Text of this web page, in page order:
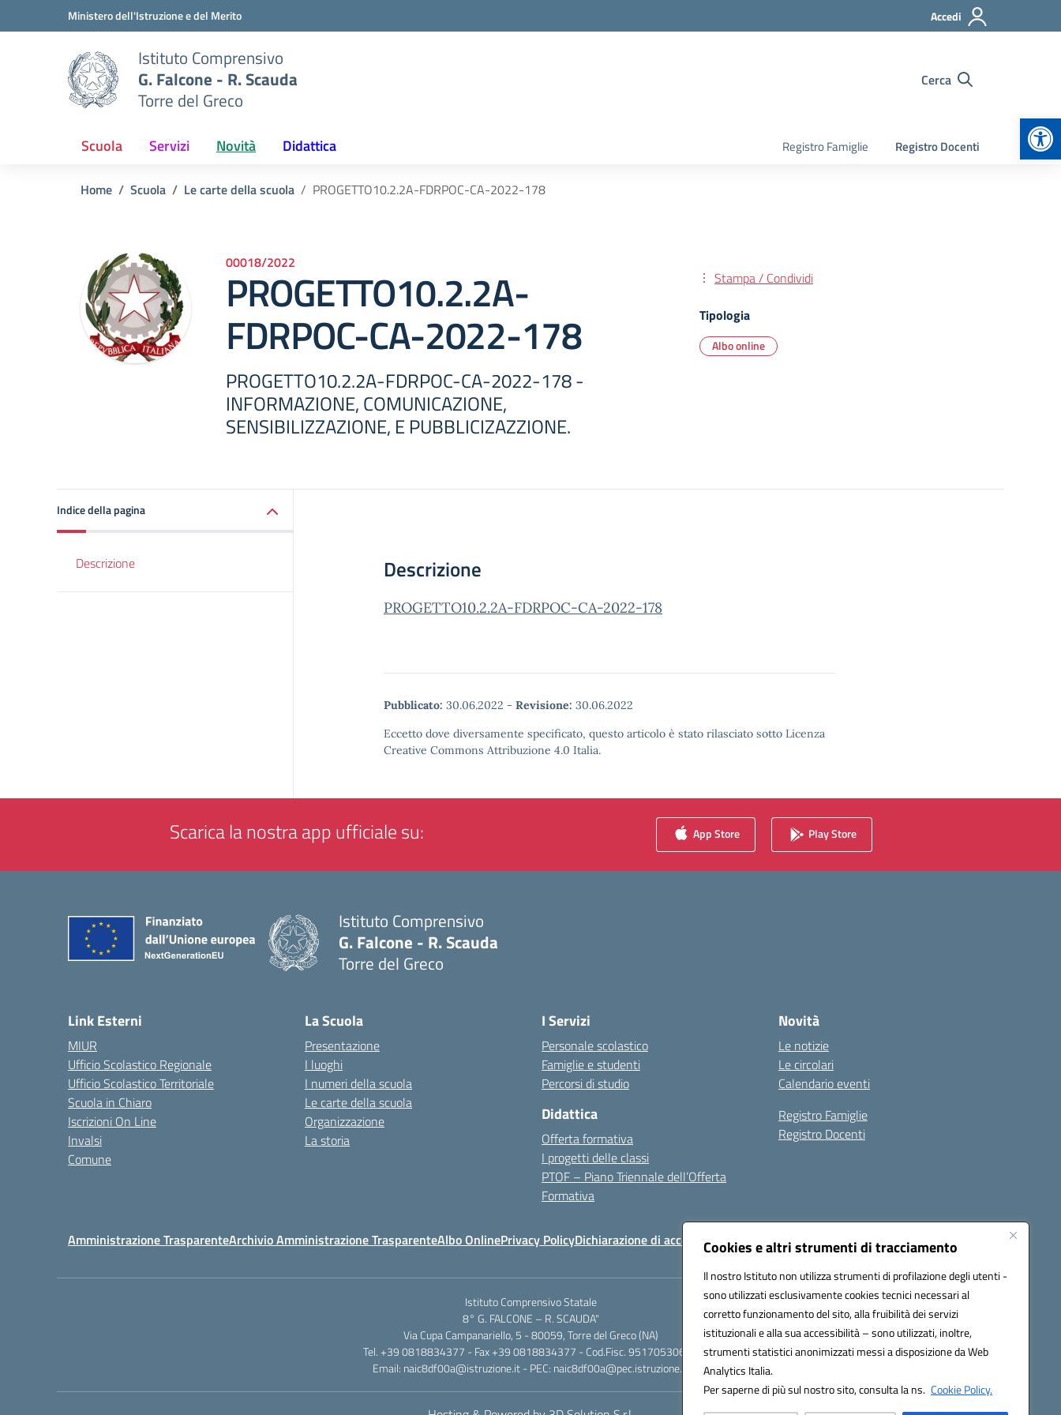
Cookies e altri strumenti di tracciamento
Il nostro Istituto non utilizza strumenti di profilazione degli utenti -
sono utilizzati esclusivamente cookies tecnici necessari al
corretto funzionamento del sito, alla fruibilità dei servizi
istituzionali e alla sua accessibilità – sono utilizzati, inoltre,
strumenti statistici anonimizzati messi a disposizione da Web
Analytics Italia.
Per saperne di più sul nostro sito, consulta la ns. Cookie Policy.
Vai ai contenuti
Vai al menu di navigazioneMinistero dell'Istruzione e del Merito Accedi
Istituto Comprensivo
G. Falcone - R. Scauda
Torre del Greco
Cerca
Scuola Servizi Novità Didattica Registro Famiglie Registro Docenti
Home Scuola Le carte della scuola PROGETTO10.2.2A-FDRPOC-CA-2022-178
00018/2022
PROGETTO10.2.2A-
FDRPOC-CA-2022-178
PROGETTO10.2.2A-FDRPOC-CA-2022-178 -
INFORMAZIONE, COMUNICAZIONE,
SENSIBILIZZAZIONE, E PUBBLICIZAZZIONE.
Stampa / Condividi
Tipologia
Albo online
Indice della pagina
Descrizione Descrizione
PROGETTO10.2.2A-FDRPOC-CA-2022-178
Pubblicato: 30.06.2022 - Revisione: 30.06.2022
Eccetto dove diversamente specificato, questo articolo è stato rilasciato sotto Licenza
Creative Commons Attribuzione 4.0 Italia.
Scarica la nostra app ufficiale su: App Store Play Store
Istituto Comprensivo
G. Falcone - R. Scauda
Torre del Greco
Link Esterni
MIUR
Ufficio Scolastico Regionale
Ufficio Scolastico Territoriale
Scuola in Chiaro
Iscrizioni On Line
Invalsi
Comune
La Scuola
Presentazione
I luoghi
I numeri della scuola
Le carte della scuola
Organizzazione
La storia
I Servizi
Personale scolastico
Famiglie e studenti
Percorsi di studio
Didattica
Offerta formativa
I progetti delle classi
PTOF – Piano Triennale dell’Offerta
Formativa
Novità
Le notizie
Le circolari
Calendario eventi
Registro Famiglie
Registro Docenti
Amministrazione TrasparenteArchivio Amministrazione TrasparenteAlbo OnlinePrivacy PolicyDichiarazione di accessibilità Note legali
Istituto Comprensivo Statale
8° G. FALCONE – R. SCAUDA"
Via Cupa Campanariello, 5 - 80059, Torre del Greco (NA)
Tel. +39 0818834377 - Fax +39 0818834377 - Cod.Fisc. 95170530638
Email: naic8df00a@istruzione.it - PEC: naic8df00a@pec.istruzione.it